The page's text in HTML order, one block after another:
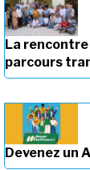
La rencontre
parcours
Devenez un